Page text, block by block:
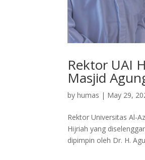
Rektor UAI
Masjid
byhumas | May 29,
Rektor Universitas Al-
Hijriah yang
dipimpin oleh Dr. H.